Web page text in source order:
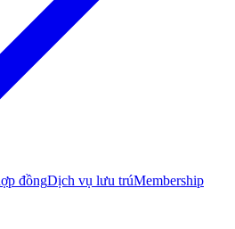
đồngDịch vụ lưu trúMembership